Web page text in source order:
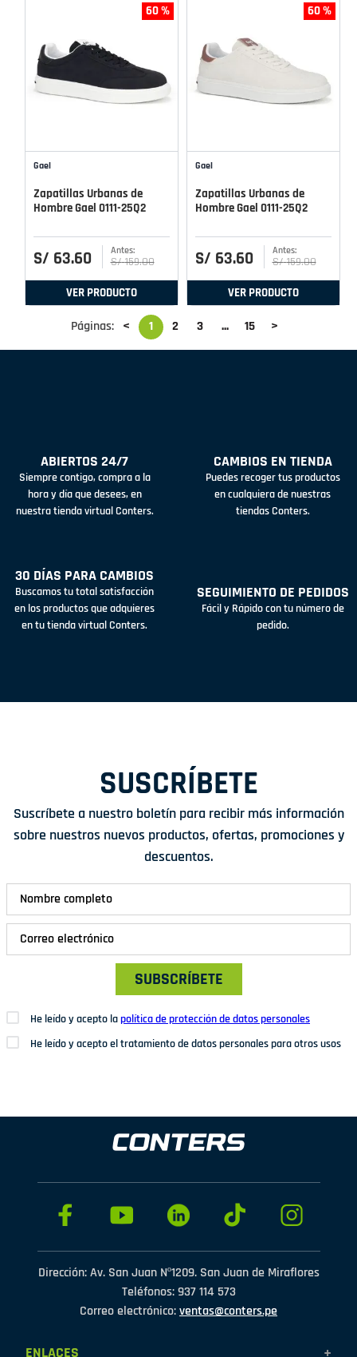
60 %
Gael
Zapatillas Urbanas de
Hombre Gael 0111-25Q2
S/ 63.60 S/ 159.00
VER PRODUCTO
60 %
Gael
Zapatillas Urbanas de
Hombre Gael 0111-25Q2
S/ 63.60 S/ 159.00
VER PRODUCTO
Páginas: < 1 2 3 ... 15 >
ABIERTOS 24/7
Siempre contigo, compra a la
hora y día que desees, en
nuestra tienda virtual Conters.
CAMBIOS EN TIENDA
Puedes recoger tus productos
en cualquiera de nuestras
tiendas Conters.
30 DÍAS PARA CAMBIOS
Buscamos tu total satisfacción
en los productos que adquieres
en tu tienda virtual Conters.
SEGUIMIENTO DE PEDIDOS
Fácil y Rápido con tu número de
pedido.
SUSCRÍBETE
Suscríbete a nuestro boletín para recibir más información
sobre nuestros nuevos productos, ofertas, promociones y
descuentos.
SUBSCRÍBETE
He leído y acepto lapolítica de protección de datos personales
He leído y acepto el tratamiento de datos personales para otros usos
Dirección: Av. San Juan Nº1209. San Juan de Miraflores
Teléfonos: 937 114 573
Correo electrónico:ventas@conters.pe
ENLACES +